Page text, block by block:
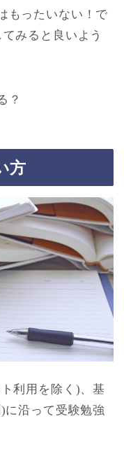
もったいない！で
みると良いよう
？
方
利用を除く)、基
に沿って受験勉強